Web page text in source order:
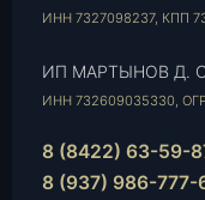
ИНН 7327098237, КПП
ИП МАРТЫНОВ Д.
ИНН 732609035330,
8 (8422) 63-59-
8 (937) 986-777-